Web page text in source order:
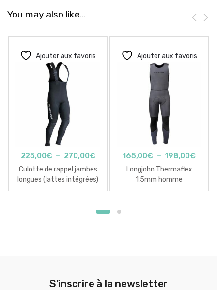
You may also like…
Ajouter aux favoris
225,00€ – 270,00€Plage
de
prix :
225,00€
270,00€
Culotte de rappel jambes
longues (lattes intégrées)
Ajouter aux favoris
165,00€ – 198,00€Plage
Longjohn Thermaflex
1.5mm homme
S’inscrire à la newsletter